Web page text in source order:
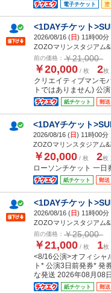
電子チケット 塗
<1DAYチケット
2026/08/16 (日) 11時00分
ZOZOマリンスタジアム
前の価格： ￥21,000
￥20,000 / 枚 2枚
クリエイティブマンモ
トではありません) 公
紙チケット 郵送
<1DAYチケット
2026/08/16 (日) 11時00分
ZOZOマリンスタジアム
￥20,000 / 枚 2枚
ローソンチケット 一日
紙チケット 郵送
<1DAYチケット
2026/08/16 (日) 11時00分
ZOZOマリンスタジアム
前の価格： ￥25,000
￥21,000 / 枚 1枚
<8/16公演>オフィシャ
ト* 公演3日前発券* 発
な発送 2026年08月08
紙チケット 郵送